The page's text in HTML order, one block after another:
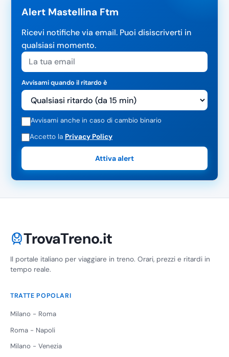
Alert Mastellina Ftm
Ricevi notifiche via email. Puoi disiscriverti in
qualsiasi momento.
Avvisami quando il ritardo è
Avvisami anche in caso di cambio binario
Accetto la Privacy Policy
Attiva alert
TrovaTreno.it
Il portale italiano per viaggiare in treno. Orari, prezzi e ritardi in
tempo reale.
TRATTE POPOLARI
Milano - Roma
Roma - Napoli
Milano - Venezia